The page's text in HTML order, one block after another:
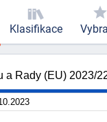
a Rady (EU) 2023/
Klasifikace